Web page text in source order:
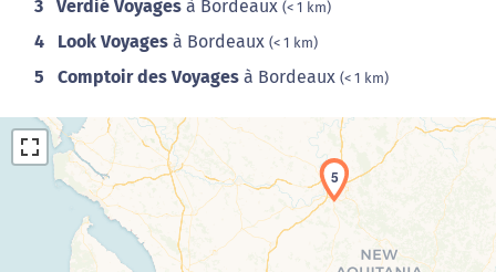
3 Verdié Voyages à Bordeaux (< 1 km)
4 Look Voyages à Bordeaux (< 1 km)
5 Comptoir des Voyages à Bordeaux (< 1 km)
5